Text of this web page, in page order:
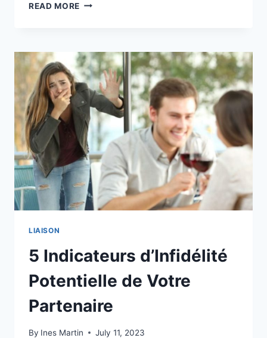
READ MORE 6
TRICHER
LE
REND
PATHÉTIQUE
LIAISON
5 Indicateurs d’Infidélité
Potentielle de Votre
Partenaire
By Ines Martin July 11, 2023